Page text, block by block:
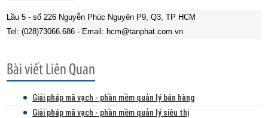
Lầu 5 - số 226 Nguyễn Phúc Nguyên P9, Q3, TP HCM
Tel: (028)73066.686 - Email: hcm@tanphat.com.vn
Giải pháp mã vạch - phần mềm quản lý bán hàng
Giải pháp mã vạch - phần mềm quản lý siêu thị